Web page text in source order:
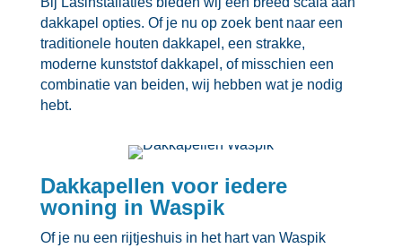
dakkapel opties.​ Of je nu op zoek bent naar een
traditionele houten dakkapel, een strakke,
moderne kunststof dakkapel, of misschien een
combinatie van beiden, wij hebben wat je nodig
hebt.​
Dakkapellen voor iedere
woning in Waspik
Of je nu een rijtjeshuis in het hart van Waspik